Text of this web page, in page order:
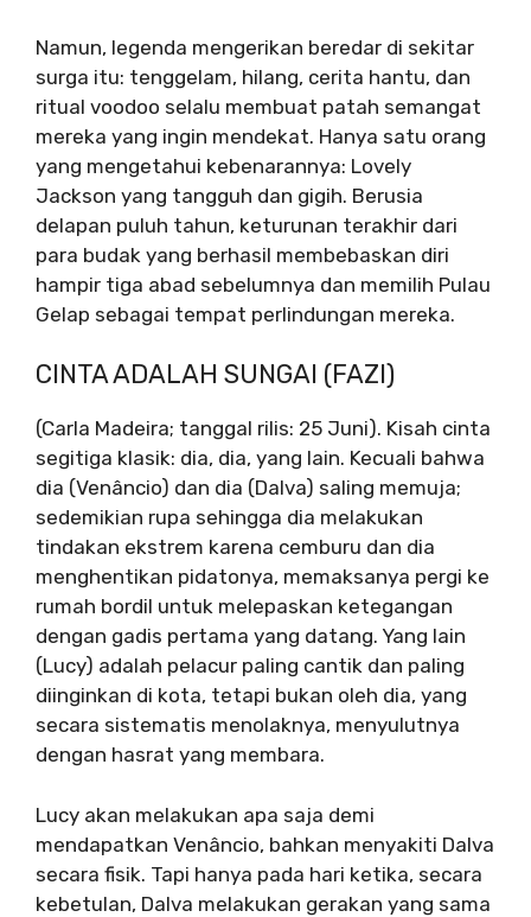
Namun, legenda mengerikan beredar di sekitar
surga itu: tenggelam, hilang, cerita hantu, dan
ritual voodoo selalu membuat patah semangat
mereka yang ingin mendekat. Hanya satu orang
yang mengetahui kebenarannya: Lovely
Jackson yang tangguh dan gigih. Berusia
delapan puluh tahun, keturunan terakhir dari
para budak yang berhasil membebaskan diri
hampir tiga abad sebelumnya dan memilih Pulau
Gelap sebagai tempat perlindungan mereka.
CINTA ADALAH SUNGAI (FAZI)
(Carla Madeira; tanggal rilis: 25 Juni). Kisah cinta
segitiga klasik: dia, dia, yang lain. Kecuali bahwa
dia (Venâncio) dan dia (Dalva) saling memuja;
sedemikian rupa sehingga dia melakukan
tindakan ekstrem karena cemburu dan dia
menghentikan pidatonya, memaksanya pergi ke
rumah bordil untuk melepaskan ketegangan
dengan gadis pertama yang datang. Yang lain
(Lucy) adalah pelacur paling cantik dan paling
diinginkan di kota, tetapi bukan oleh dia, yang
secara sistematis menolaknya, menyulutnya
dengan hasrat yang membara.
Lucy akan melakukan apa saja demi
mendapatkan Venâncio, bahkan menyakiti Dalva
secara fisik. Tapi hanya pada hari ketika, secara
kebetulan, Dalva melakukan gerakan yang sama